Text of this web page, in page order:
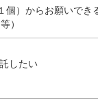
）からお願いで
）
したい